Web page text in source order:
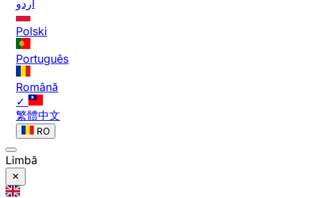
اردو
Polski
Português
Română
✓
繁體中文
RO
Limbă